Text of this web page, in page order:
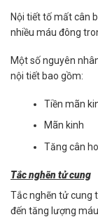
Nội tiết tố mất cân
nhiều máu đông
Một số nguyên
nội tiết bao gồm:
Tiền mãn
Mãn kinh
Tăng cân
Tắc nghẽn tử cung
Tắc nghẽn tử cung
đến tăng lượng